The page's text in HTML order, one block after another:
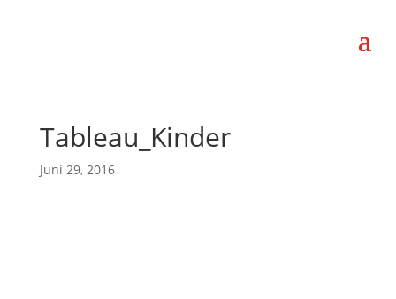
Tableau_Kinder
Juni 29, 2016